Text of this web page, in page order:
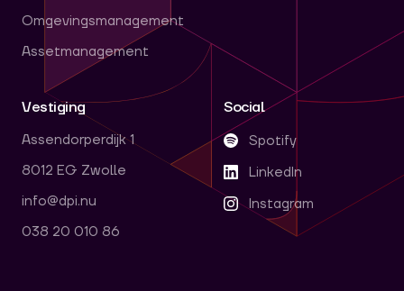
Omgevingsmanagement
Assetmanagement
Vestiging
Assendorperdijk 1
8012 EG Zwolle
info@dpi.nu
038 20 010 86
Social
Spotify
LinkedIn
Instagram